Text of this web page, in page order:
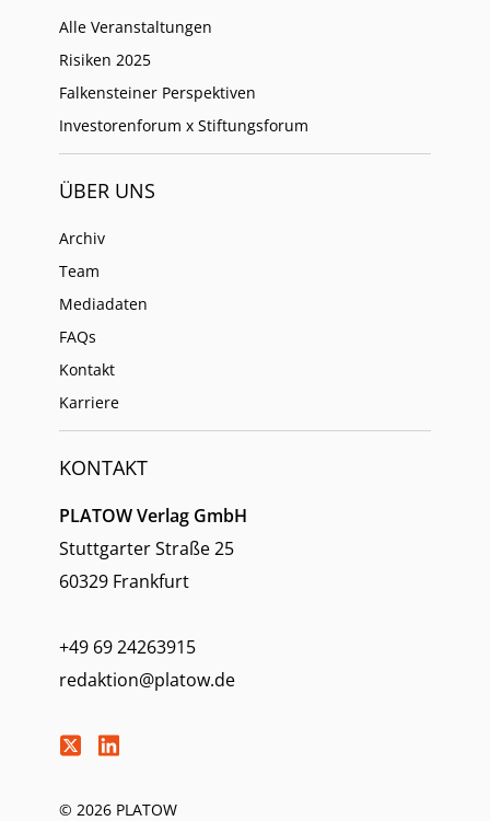
Alle Veranstaltungen
Risiken 2025
Falkensteiner Perspektiven
Investorenforum x Stiftungsforum
ÜBER UNS
Archiv
Team
Mediadaten
FAQs
Kontakt
Karriere
KONTAKT
PLATOW Verlag GmbH
Stuttgarter Straße 25
60329 Frankfurt
+49 69 24263915
redaktion@platow.de
© 2026 PLATOW